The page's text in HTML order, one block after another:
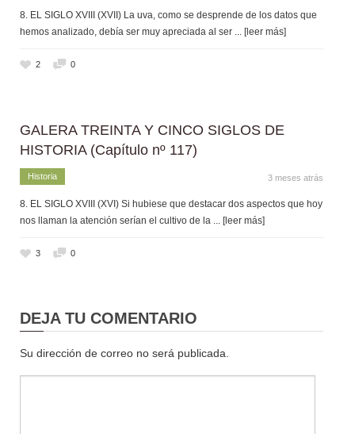
8. EL SIGLO XVIII (XVII) La uva, como se desprende de los datos que
hemos analizado, debía ser muy apreciada al ser ... [leer más]
2 0
GALERA TREINTA Y CINCO SIGLOS DE
HISTORIA (Capítulo nº 117)
Historia 3 meses atrás
8. EL SIGLO XVIII (XVI) Si hubiese que destacar dos aspectos que hoy
nos llaman la atención serían el cultivo de la ... [leer más]
3 0
DEJA TU COMENTARIO
Su dirección de correo no será publicada.